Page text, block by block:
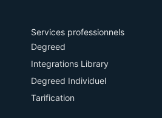
Services professionnels
Degreed
Integrations Library
Degreed Individuel
Tarification